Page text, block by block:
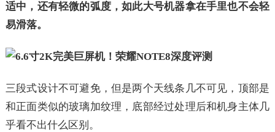
适中，还有轻微的弧度，如此大号机器拿在手里也不会轻
易滑落。
三段式设计不可避免，但是两个天线条几不可见，顶部是
和正面类似的玻璃加纹理，底部经过处理后和机身主体几
乎看不出什么区别。